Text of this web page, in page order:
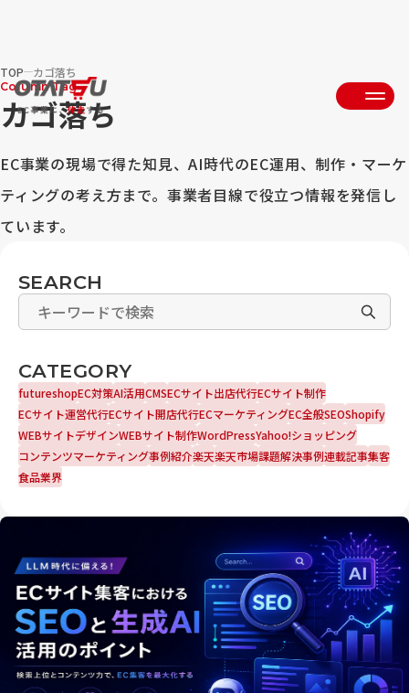
TOP カゴ落ち
Column Tag
カゴ落ち
EC事業の現場で得た知見、AI時代のEC運用、制作・マーケ
ティングの考え方まで。事業者目線で役立つ情報を発信し
ています。
SEARCH
CATEGORY
futureshopEC対策AI活用CMSECサイト出店代行ECサイト制作
ECサイト運営代行ECサイト開店代行ECマーケティングEC全般SEOShopify
WEBサイトデザインWEBサイト制作WordPressYahoo!ショッピング
コンテンツマーケティング事例紹介楽天楽天市場課題解決事例連載記事集客
食品業界